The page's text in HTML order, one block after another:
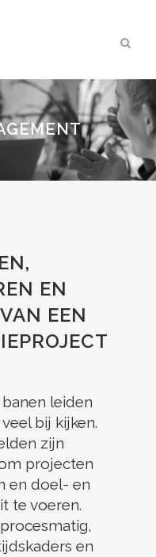
EN
EEN
leiden
bij kijken.
zijn
projecten
en doel- en
te voeren.
en